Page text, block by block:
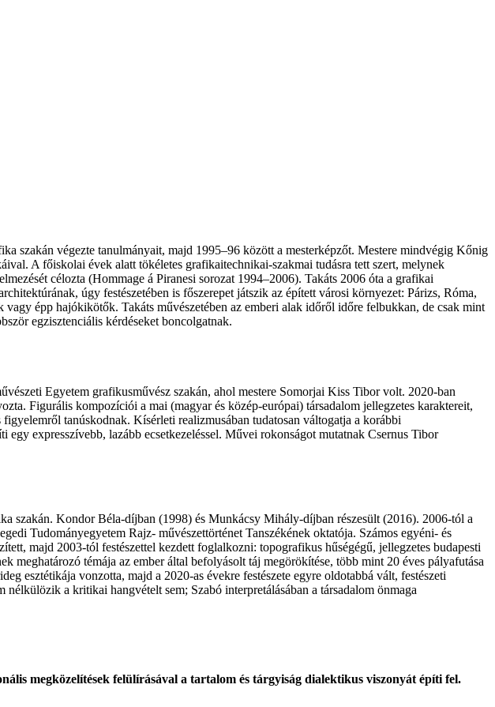
szakán végezte tanulmányait, majd 1995–96 között a mesterképzőt. Mestere mindvégig Kőnig
A főiskolai évek alatt tökéletes grafikaitechnikai-szakmai tudásra tett szert, melynek
célozta (Hommage á Piranesi sorozat 1994–2006). Takáts 2006 óta a grafikai
úgy festészetében is főszerepet játszik az épített városi környezet: Párizs, Róma,
épp hajókikötők. Takáts művészetében az emberi alak időről időre felbukkan, de csak mint
egzisztenciális kérdéseket boncolgatnak.
Egyetem grafikusművész szakán, ahol mestere Somorjai Kiss Tibor volt. 2020-ban
Figurális kompozíciói a mai (magyar és közép-európai) társadalom jellegzetes karaktereit,
tanúskodnak. Kísérleti realizmusában tudatosan váltogatja a korábbi
expresszívebb, lazább ecsetkezeléssel. Művei rokonságot mutatnak Csernus Tibor
szakán. Kondor Béla-díjban (1998) és Munkácsy Mihály-díjban részesült (2016). 2006-tól a
Tudományegyetem Rajz- művészettörténet Tanszékének oktatója. Számos egyéni- és
majd 2003-tól festészettel kezdett foglalkozni: topografikus hűségégű, jellegzetes budapesti
meghatározó témája az ember által befolyásolt táj megörökítése, több mint 20 éves pályafutása
esztétikája vonzotta, majd a 2020-as évekre festészete egyre oldotabbá vált, festészeti
a kritikai hangvételt sem; Szabó interpretálásában a társadalom önmaga
megközelítések felülírásával a tartalom és tárgyiság dialektikus viszonyát építi fel.